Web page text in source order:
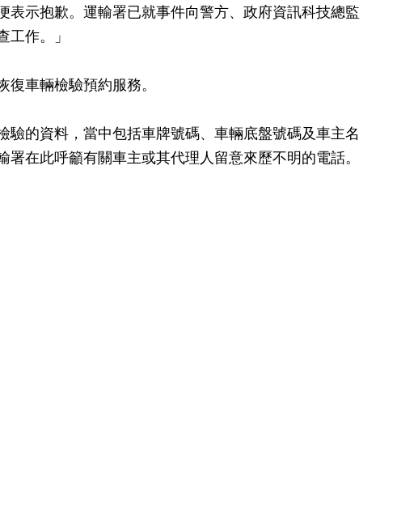
示抱歉。運輸署已就事件向警方、政府資訊科技總監
作。」
車輛檢驗預約服務。
的資料，當中包括車牌號碼、車輛底盤號碼及車主名
在此呼籲有關車主或其代理人留意來歷不明的電話。